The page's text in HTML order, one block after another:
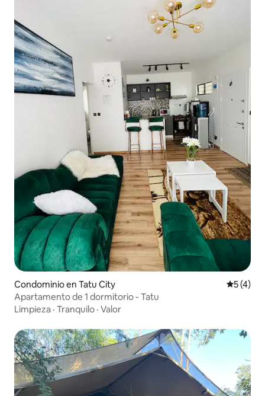
Condominio en Tatu City
5 (4)
Apartamento de 1 dormitorio - Tatu
Limpieza · Tranquilo · Valor